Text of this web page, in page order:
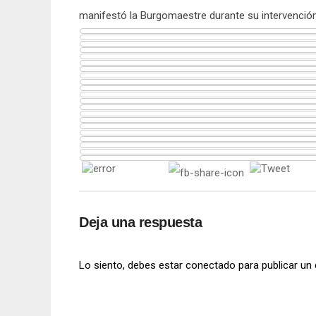
manifestó la Burgomaestre durante su
Deja una respuesta
Lo siento, debes estar conectado para publicar un